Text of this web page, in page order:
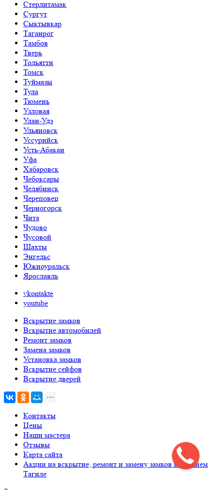
Стерлитамак
Сургут
Сыктывкар
Таганрог
Тамбов
Тверь
Тольятти
Томск
Туймазы
Тула
Тюмень
Узловая
Улан-Удэ
Ульяновск
Уссурийск
Усть-Абакан
Уфа
Хабаровск
Чебоксары
Челябинск
Череповец
Черногорск
Чита
Чудово
Чусовой
Шахты
Энгельс
Южноуральск
Ярославль
vkontakte
youtube
Вскрытие замков
Вскрытие автомобилей
Ремонт замков
Замена замков
Установка замков
Вскрытие сейфов
Вскрытие дверей
Контакты
Цены
Наши мастера
Отзывы
Карта сайта
Акции на вскрытие, ремонт и замену замков в Нижнем
Тагиле